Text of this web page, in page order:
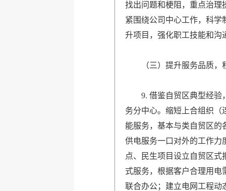
找出问题和梗阻，重点治理
紧围绕公司中心工作，科学
升项目，强化职工技能和沟
（三）提升服务品质，积
9. 借鉴自贸区典型经验
务分中心。缩短上合组织（
能服务，基本与类自贸区的
供电服务一口 对外的工作力
点、民生项目设立自贸区式
式服务，根据客户合理用电
联合办公；建立电网工程动